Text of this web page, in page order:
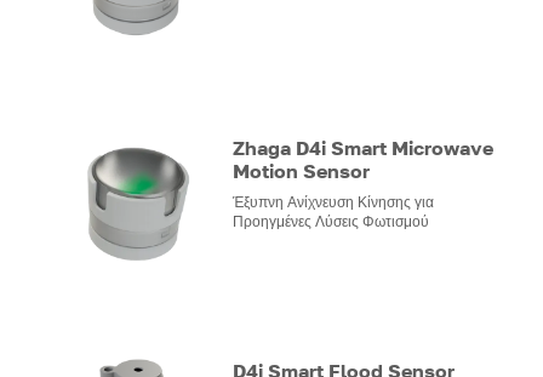
Zhaga D4i Smart Microwave
Motion Sensor
Έξυπνη Ανίχνευση Κίνησης για
Προηγμένες Λύσεις Φωτισμού
D4i Smart Flood Sensor